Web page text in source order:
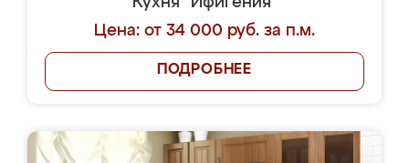
Цена: от 34 000 руб. за п.м.
ПОДРОБНЕЕ